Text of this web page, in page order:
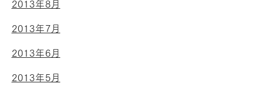
2013年8月
2013年7月
2013年6月
2013年5月